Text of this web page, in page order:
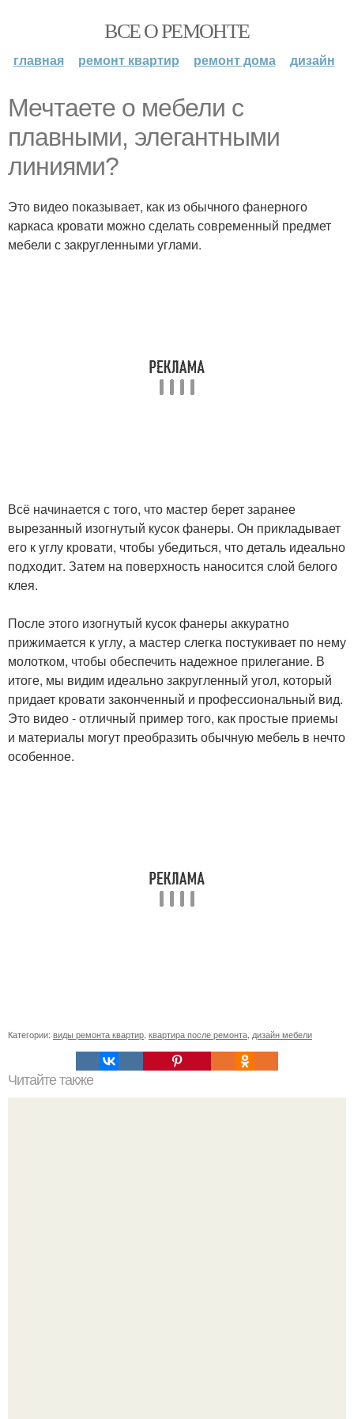
ВСЕ О РЕМОНТЕ
главная ремонт квартир ремонт дома дизайн
Мечтаете о мебели с
плавными, элегантными
линиями?
Это видео показывает, как из обычного фанерного
каркаса кровати можно сделать современный предмет
мебели с закругленными углами.
Всё начинается с того, что мастер берет заранее
вырезанный изогнутый кусок фанеры. Он прикладывает
его к углу кровати, чтобы убедиться, что деталь идеально
подходит. Затем на поверхность наносится слой белого
клея.
После этого изогнутый кусок фанеры аккуратно
прижимается к углу, а мастер слегка постукивает по нему
молотком, чтобы обеспечить надежное прилегание. В
итоге, мы видим идеально закругленный угол, который
придает кровати законченный и профессиональный вид.
Это видео - отличный пример того, как простые приемы
и материалы могут преобразить обычную мебель в нечто
особенное.
Категории: виды ремонта квартир квартира после ремонта дизайн мебели
Читайте также